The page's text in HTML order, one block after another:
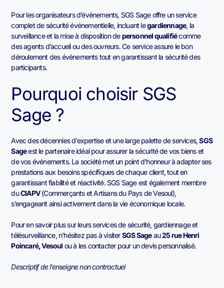
Pour les organisateurs d’événements, SGS Sage offre un service
complet de sécurité événementielle, incluant legardiennage, la
surveillance et la mise à disposition depersonnel qualifiécomme
des agents d’accueil ou des ouvreurs. Ce service assure le bon
déroulement des événements tout en garantissant la sécurité des
participants.
Pourquoi choisir SGS
Sage ?
Avec des décennies d’expertise et une large palette de services,SGS
Sageest le partenaire idéal pour assurer la sécurité de vos biens et
de vos événements. La société met un point d’honneur à adapter ses
prestations aux besoins spécifiques de chaque client, tout en
garantissant fiabilité et réactivité. SGS Sage est également membre
duCIAPV(Commerçants et Artisans du Pays de Vesoul),
s’engageant ainsi activement dans la vie économique locale.
Pour en savoir plus sur leurs services de sécurité, gardiennage et
télésurveillance, n’hésitez pas à visiterSGS Sageau25 rue Henri
Poincaré, Vesoul ou à les contacter pour un devis personnalisé.
Descriptif de l’enseigne non contractuel